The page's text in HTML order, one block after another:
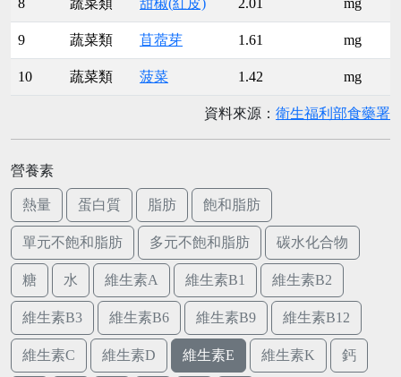
8 蔬菜類 甜椒(紅皮) 2.01 mg
9 蔬菜類 苜蓿芽 1.61 mg
10 蔬菜類 菠菜 1.42 mg
資料來源： 衛生福利部食藥署
營養素
熱量 蛋白質 脂肪 飽和脂肪
單元不飽和脂肪 多元不飽和脂肪 碳水化合物
糖 水 維生素A 維生素B1 維生素B2
維生素B3 維生素B6 維生素B9 維生素B12
維生素C 維生素D 維生素E 維生素K 鈣